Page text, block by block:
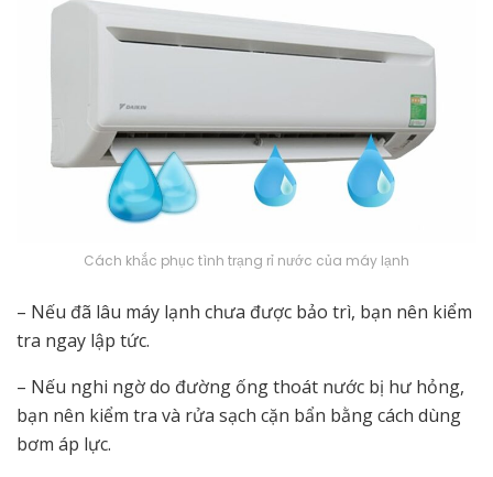
Cách khắc phục tình trạng rỉ nước của máy lạnh
– Nếu đã lâu máy lạnh chưa được bảo trì, bạn nên kiểm
tra ngay lập tức.
– Nếu nghi ngờ do đường ống thoát nước bị hư hỏng,
bạn nên kiểm tra và rửa sạch cặn bẩn bằng cách dùng
bơm áp lực.